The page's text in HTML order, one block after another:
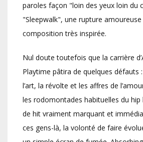
paroles façon "loin des yeux loin du
"Sleepwalk", une rupture
composition très inspirée.
Nul doute toutefois que la carrière
Playtime pâtira de quelques défauts
l’art, la révolte et les affres de
les rodomontades habituelles du hip
de hit vraiment marquant et
ces gens-là, la volonté de faire